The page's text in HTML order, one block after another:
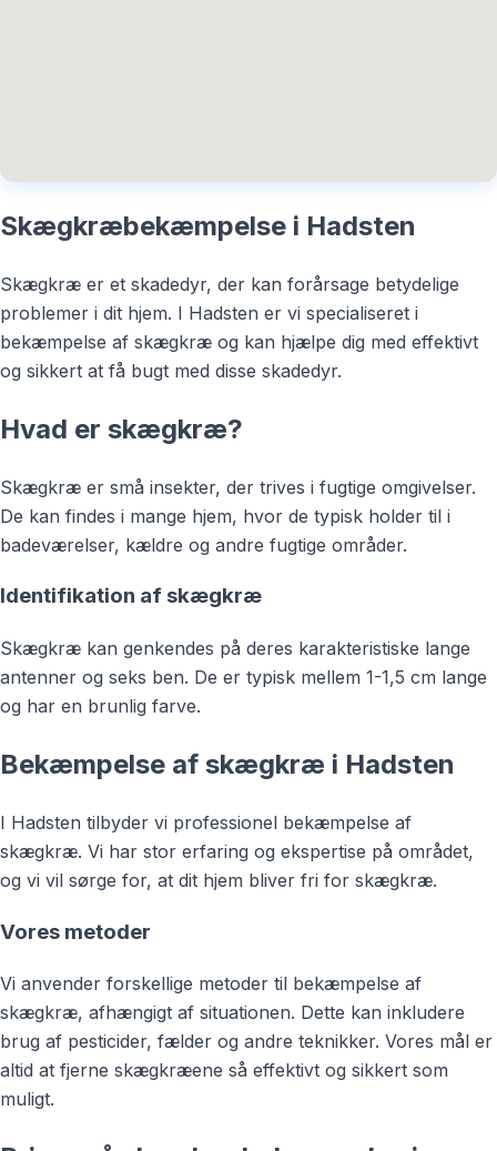
Skægkræbekæmpelse i Hadsten
Skægkræ er et skadedyr, der kan forårsage betydelige
problemer i dit hjem. I Hadsten er vi specialiseret i
bekæmpelse af skægkræ og kan hjælpe dig med effektivt
og sikkert at få bugt med disse skadedyr.
Hvad er skægkræ?
Skægkræ er små insekter, der trives i fugtige omgivelser.
De kan findes i mange hjem, hvor de typisk holder til i
badeværelser, kældre og andre fugtige områder.
Identifikation af skægkræ
Skægkræ kan genkendes på deres karakteristiske lange
antenner og seks ben. De er typisk mellem 1-1,5 cm lange
og har en brunlig farve.
Bekæmpelse af skægkræ i Hadsten
I Hadsten tilbyder vi professionel bekæmpelse af
skægkræ. Vi har stor erfaring og ekspertise på området,
og vi vil sørge for, at dit hjem bliver fri for skægkræ.
Vores metoder
Vi anvender forskellige metoder til bekæmpelse af
skægkræ, afhængigt af situationen. Dette kan inkludere
brug af pesticider, fælder og andre teknikker. Vores mål er
altid at fjerne skægkræene så effektivt og sikkert som
muligt.